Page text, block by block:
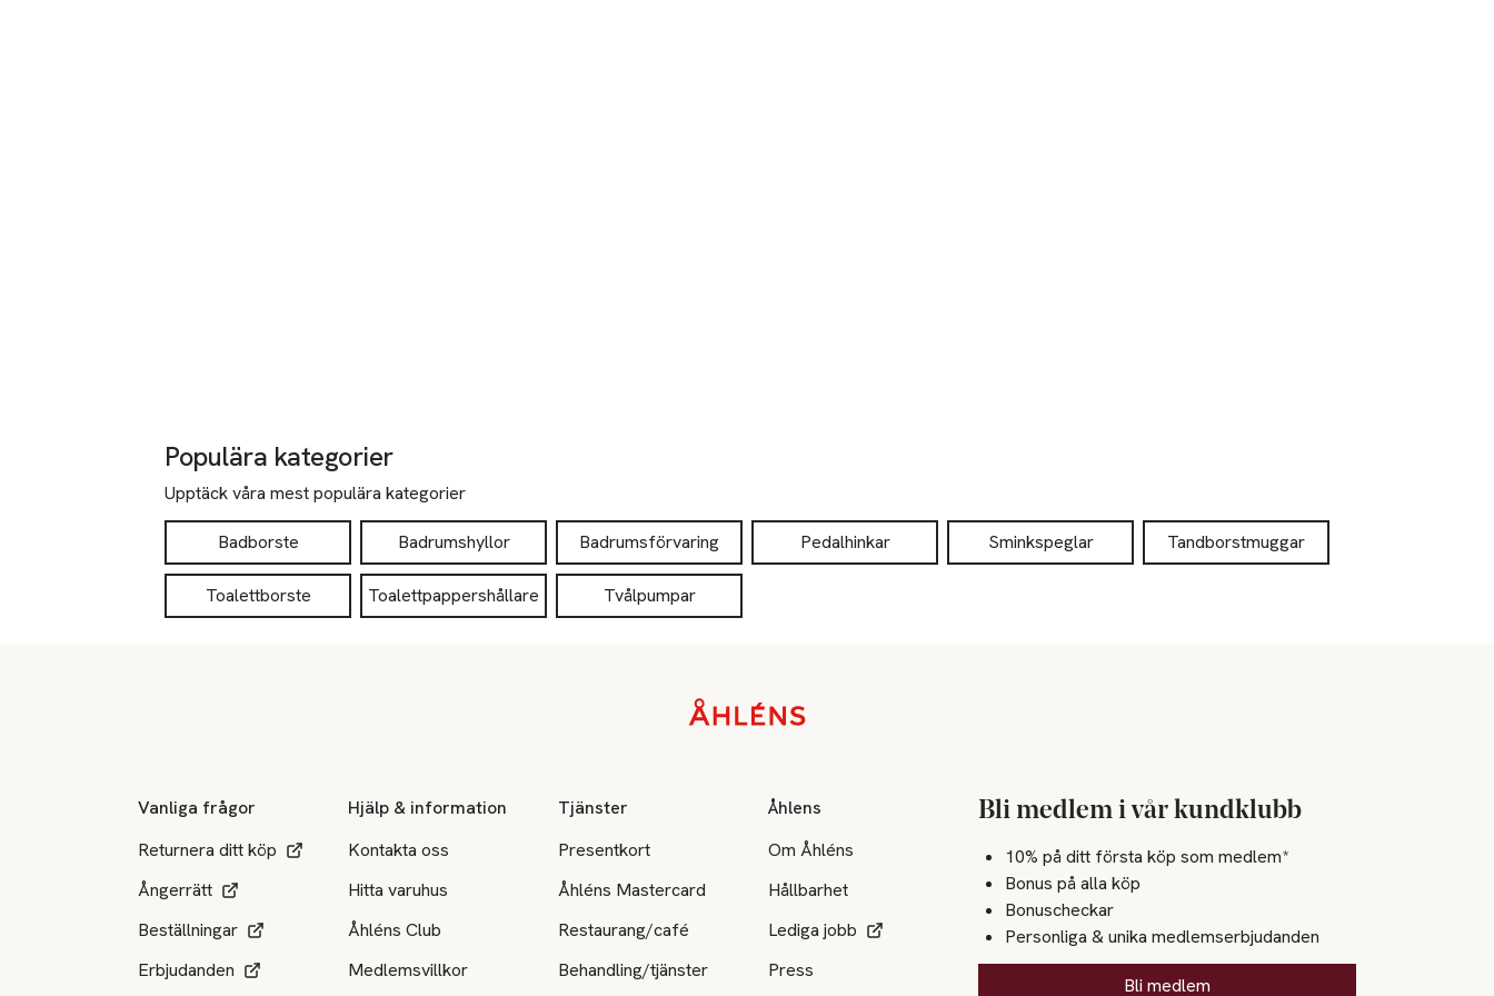
Populära kategorier
Upptäck våra mest populära kategorier
Badborste Badrumshyllor Badrumsförvaring Pedalhinkar Sminkspeglar Tandborstmuggar
Toalettborste Toalettpappershållare Tvålpumpar
Vanliga frågor
Returnera ditt köp
Ångerrätt
Beställningar
Erbjudanden
Hjälp & information
Kontakta oss
Hitta varuhus
Åhléns Club
Medlemsvillkor
Tjänster
Presentkort
Åhléns Mastercard
Restaurang/café
Behandling/tjänster
Åhlens
Om Åhléns
Hållbarhet
Lediga jobb
Press
Bli medlem i vår kundklubb
10% på ditt första köp som medlem*
Bonus på alla köp
Bonuscheckar
Personliga & unika medlemserbjudanden
Bli medlem